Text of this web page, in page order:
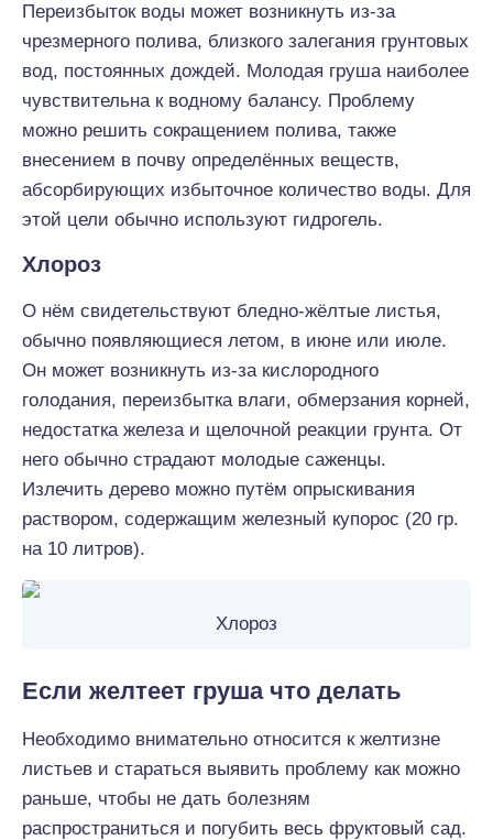
Переизбыток воды может возникнуть из-за
чрезмерного полива, близкого залегания грунтовых
вод, постоянных дождей. Молодая груша наиболее
чувствительна к водному балансу. Проблему
можно решить сокращением полива, также
внесением в почву определённых веществ,
абсорбирующих избыточное количество воды. Для
этой цели обычно используют гидрогель.
Хлороз
О нём свидетельствуют бледно-жёлтые листья,
обычно появляющиеся летом, в июне или июле.
Он может возникнуть из-за кислородного
голодания, переизбытка влаги, обмерзания корней,
недостатка железа и щелочной реакции грунта. От
него обычно страдают молодые саженцы.
Излечить дерево можно путём опрыскивания
раствором, содержащим железный купорос (20 гр.
на 10 литров).
Хлороз
Если желтеет груша что делать
Необходимо внимательно относится к желтизне
листьев и стараться выявить проблему как можно
раньше, чтобы не дать болезням
распространиться и погубить весь фруктовый сад.